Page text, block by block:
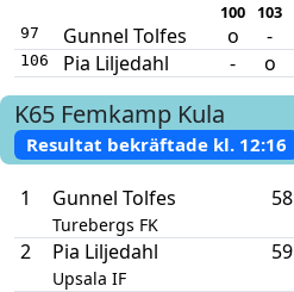
100 103
97 Gunnel Tolfes o -
106 Pia Liljedahl - o
K65 Femkamp Kula
Resultat bekräftade kl. 12:16
1 Gunnel Tolfes
Turebergs FK
58
2 Pia Liljedahl
Upsala IF
59